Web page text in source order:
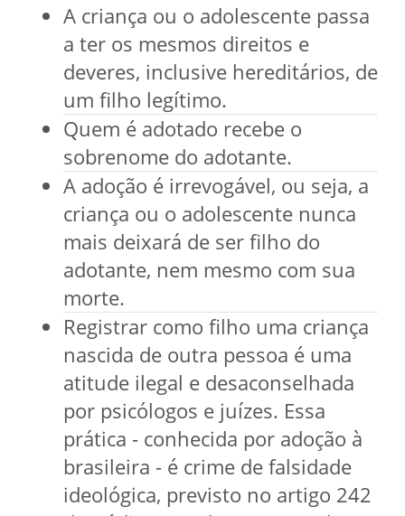
A criança ou o adolescente passa
a ter os mesmos direitos e
deveres, inclusive hereditários, de
um filho legítimo.
Quem é adotado recebe o
sobrenome do adotante.
A adoção é irrevogável, ou seja, a
criança ou o adolescente nunca
mais deixará de ser filho do
adotante, nem mesmo com sua
morte.
Registrar como filho uma criança
nascida de outra pessoa é uma
atitude ilegal e desaconselhada
por psicólogos e juízes. Essa
prática - conhecida por adoção à
brasileira - é crime de falsidade
ideológica, previsto no artigo 242